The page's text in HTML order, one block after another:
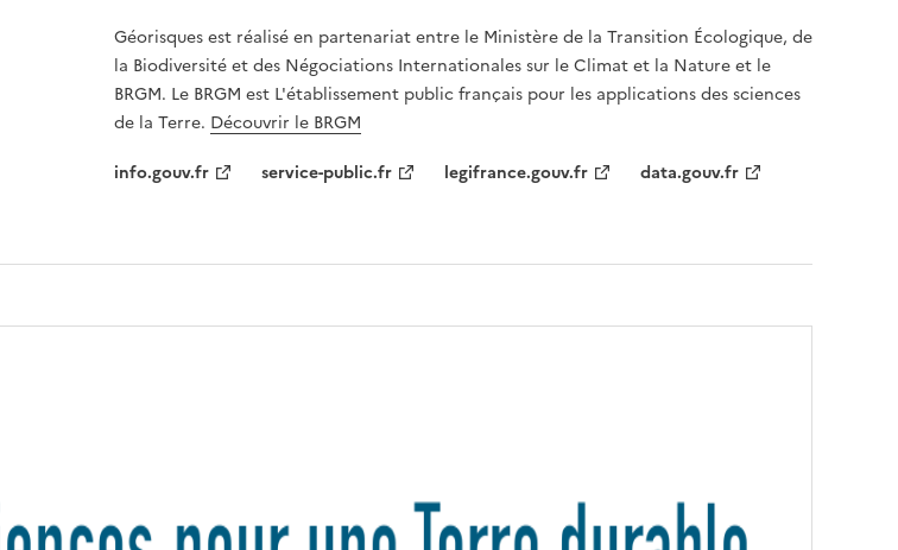
Géorisques est réalisé en partenariat entre le Ministère de la Transition Écologique, de
la Biodiversité et des Négociations Internationales sur le Climat et la Nature et le
BRGM. Le BRGM est L'établissement public français pour les applications des sciences
de la Terre. Découvrir le BRGM
info.gouv.fr
service-public.fr legifrance.gouv.fr data.gouv.fr